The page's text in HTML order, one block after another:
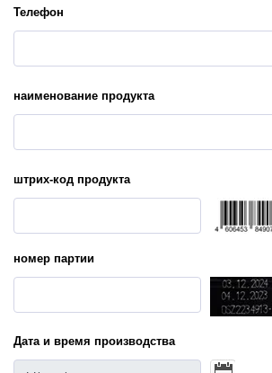
Телефон
наименование продукта
штрих-код продукта
номер партии
Дата и время производства